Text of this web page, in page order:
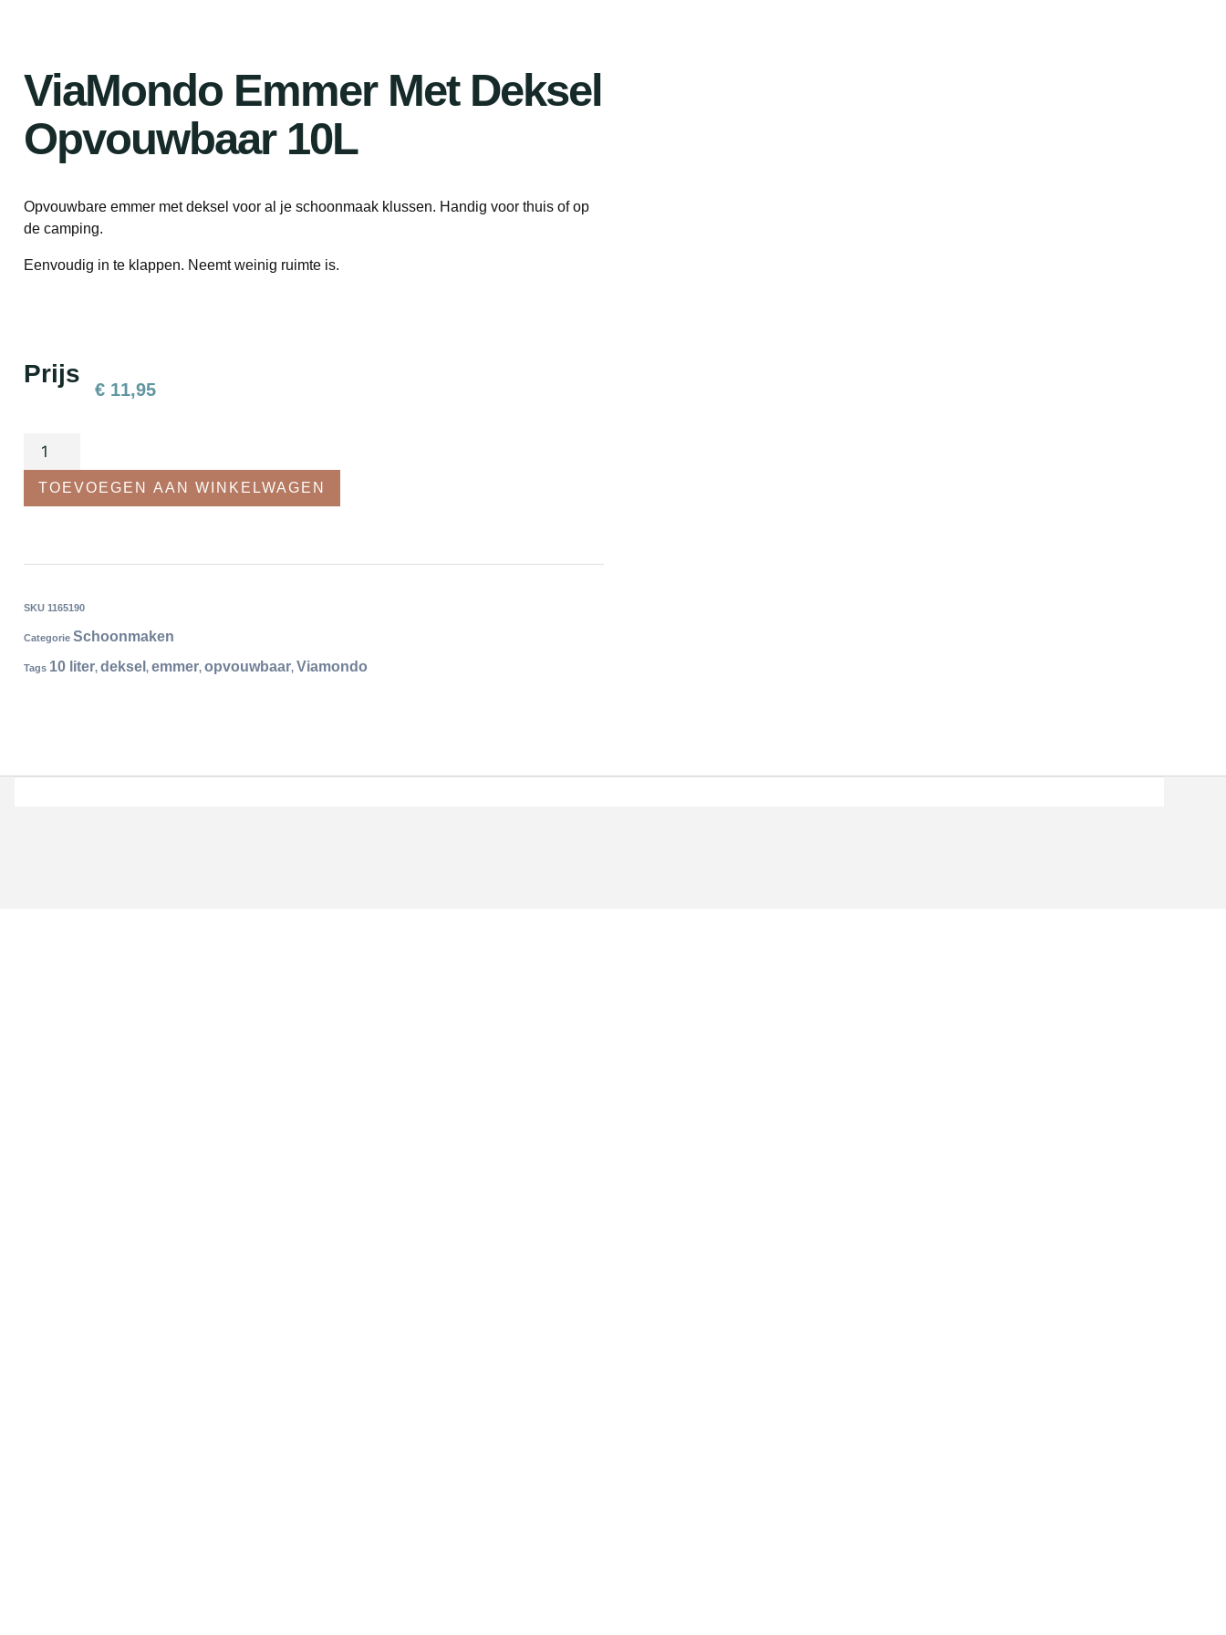
ViaMondo Emmer Met Deksel
Opvouwbaar 10L
Opvouwbare emmer met deksel voor al je schoonmaak klussen. Handig voor thuis of op
de camping.
Eenvoudig in te klappen. Neemt weinig ruimte is.
Prijs
€ 11,95
TOEVOEGEN AAN WINKELWAGEN
SKU 1165190
Categorie Schoonmaken
Tags 10 liter, deksel , emmer, opvouwbaar, Viamondo